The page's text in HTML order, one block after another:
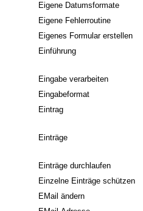
Eigene Datumsformate
Eigene Fehlerroutine
Eigenes Formular erstellen
Einführung
Eingabe verarbeiten
Eingabeformat
Eintrag
Einträge
Einträge durchlaufen
Einzelne Einträge schützen
EMail ändern